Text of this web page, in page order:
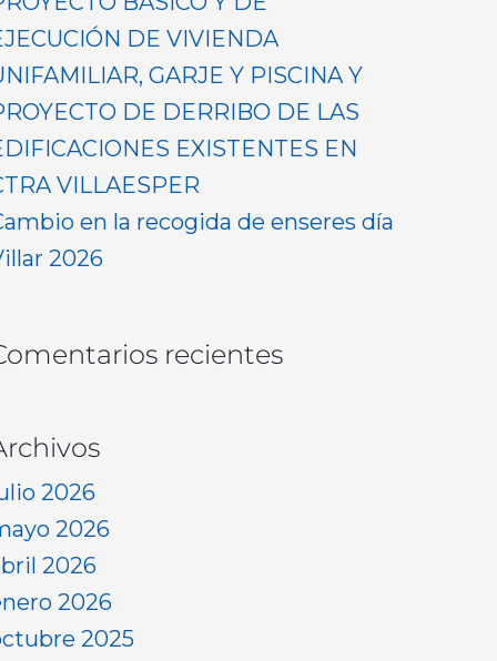
DE VIVIENDA
GARJE Y PISCINA Y
DE DERRIBO DE LAS
EXISTENTES EN
VILLAESPER
en la recogida de enseres día
2026
recientes
2026
2026
2026
2026
2025